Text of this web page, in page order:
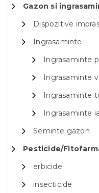
Gazon si
Dispozitive
Ingrasaminte
Ingrasaminte
Ingrasaminte
Ingrasaminte
Ingrasaminte
Seminte gazon
Pesticide/
erbicide
insecticide